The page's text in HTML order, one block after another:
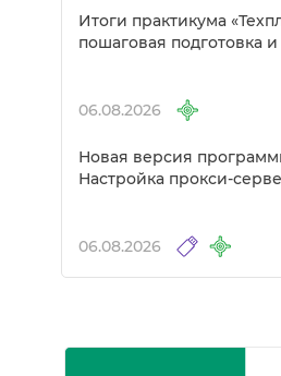
Итоги практикума
пошаговая подготовка
06.08.2026
Новая версия
Настройка прокси-
06.08.2026